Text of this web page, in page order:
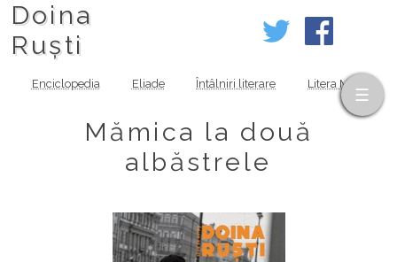
Doina
Ruști
Enciclopedia Eliade Întâlniri literare Litera MOV
Mămica la două
albăstrele